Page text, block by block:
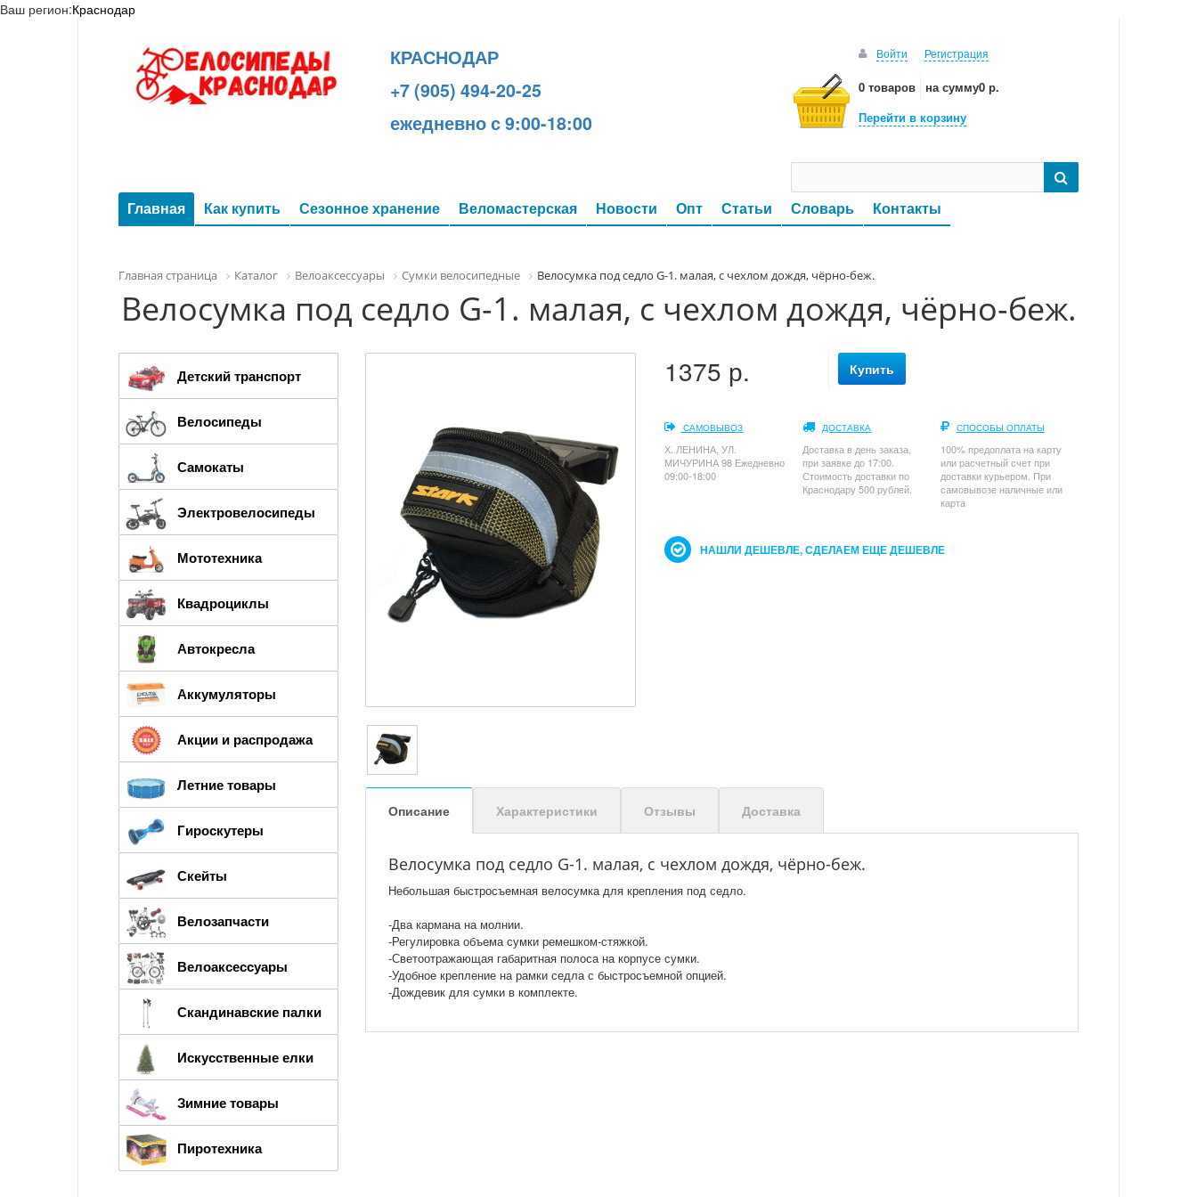
Ваш регион:Краснодар
КРАСНОДАР
+7 (905) 494-20-25
ежедневно с 9:00-18:00
Войти Регистрация
0 товаров на сумму0 р.
Перейти в корзину
Главная Как купить Сезонное хранение Веломастерская Новости Опт Статьи Словарь Контакты
Главная страница Каталог Велоаксессуары Сумки велосипедные Велосумка под седло G-1. малая, с чехлом дождя, чёрно-беж.
Велосумка под седло G-1. малая, с чехлом дождя, чёрно-беж.
1375 р. Купить
САМОВЫВОЗ
Х. ЛЕНИНА, УЛ.
МИЧУРИНА 98 Ежедневно
09:00-18:00
ДОСТАВКА
Доставка в день заказа,
при заявке до 17:00.
Стоимость доставки по
Краснодару 500 рублей.
СПОСОБЫ ОПЛАТЫ
100% предоплата на карту
или расчетный счет при
доставки курьером. При
самовывозе наличные или
карта
НАШЛИ ДЕШЕВЛЕ, СДЕЛАЕМ ЕЩЕ ДЕШЕВЛЕ
Описание Характеристики Отзывы Доставка
Велосумка под седло G-1. малая, с чехлом дождя, чёрно-беж.
Небольшая быстросъемная велосумка для крепления под седло.
-Два кармана на молнии.
-Регулировка объема сумки ремешком-стяжкой.
-Светоотражающая габаритная полоса на корпусе сумки.
-Удобное крепление на рамки седла с быстросъемной опцией.
-Дождевик для сумки в комплекте.
Детский транспорт
Велосипеды
Самокаты
Электровелосипеды
Мототехника
Квадроциклы
Автокресла
Аккумуляторы
Акции и распродажа
Летние товары
Гироскутеры
Скейты
Велозапчасти
Велоаксессуары
Скандинавские палки
Искусственные елки
Зимние товары
Пиротехника